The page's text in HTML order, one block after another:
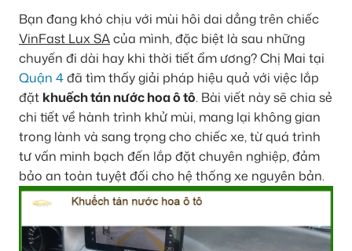
Bạn đang khó chịu với mùi hôi dai dẳng trên chiếc
VinFast Lux SAcủa mình, đặc biệt là sau những
chuyến đi dài hay khi thời tiết ẩm ương? Chị Mai tại
Quận 4đã tìm thấy giải pháp hiệu quả với việc lắp
đặt khuếch tán nước hoa ô tô. Bài viết này sẽ chia sẻ
chi tiết về hành trình khử mùi, mang lại không gian
trong lành và sang trọng cho chiếc xe, từ quá trình
tư vấn minh bạch đến lắp đặt chuyên nghiệp, đảm
bảo an toàn tuyệt đối cho hệ thống xe nguyên bản.